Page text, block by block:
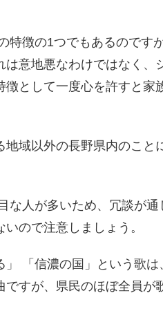
特徴の1つでもあるのです
意地悪なわけではなく、
として一度心を許すと家
地域以外の長野県内のこ
な人が多いため、冗談が
ので注意しましょう。
」 「信濃の国」という歌
すが、県民のほぼ全員が